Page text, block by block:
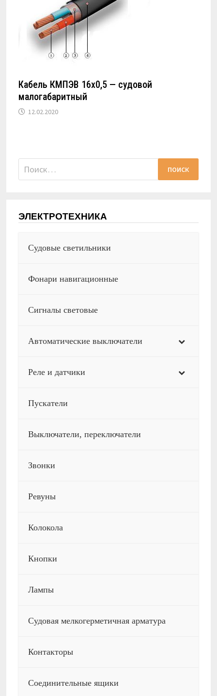
Кабель КМПЭВ 16х0,5 — судовой
малогабаритный
12.02.2020
Найти:
ЭЛЕКТРОТЕХНИКА
Судовые светильники
Фонари навигационные
Сигналы световые
Автоматические выключатели
Реле и датчики
Пускатели
Выключатели, переключатели
Звонки
Ревуны
Колокола
Кнопки
Лампы
Судовая мелкогерметичная арматура
Контакторы
Соединительные ящики